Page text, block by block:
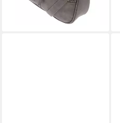
lieferbar - in 2-3 Werktagen bei dir
+2